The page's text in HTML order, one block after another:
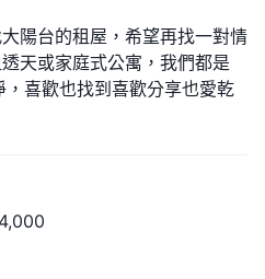
陽台的租屋，希望再找一對情
天或家庭式公寓，我們都是
喜歡也找到喜歡分享也愛乾